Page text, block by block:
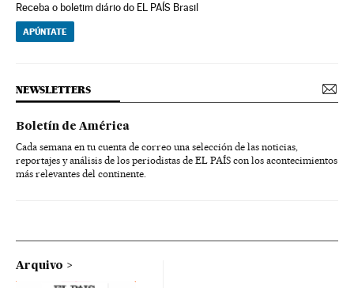
Receba o boletim diário do EL PAÍS Brasil
APÚNTATE
NEWSLETTERS
Boletín de América
Cada semana en tu cuenta de correo una selección de las noticias,
reportajes y análisis de los periodistas de EL PAÍS con los acontecimientos
más relevantes del continente.
Arquivo